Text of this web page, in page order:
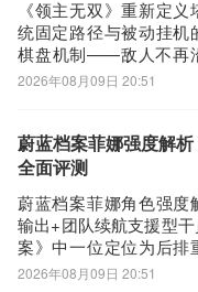
价
《领主无双》重新定
统固定路径与被动挂机
棋盘机制——敌人不再
而是从四面八方随机出
统解析核心机制与进
双】最新版预约/下载地
2026年08月09日 20:51
蔚蓝档案菲娜强度解
全面评测
蔚蓝档案菲娜角色强度
输出+团队续航支援型
案》中一位定位为后排
限定角色。其立绘以经
2026年08月09日 20:51